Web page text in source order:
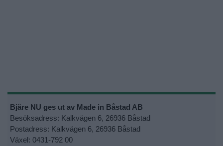
Bjäre NU ges ut av Made in Båstad AB
Besöksadress: Kalkvägen 6, 26936 Båstad
Postadress: Kalkvägen 6, 26936 Båstad
Växel: 0431-792 00